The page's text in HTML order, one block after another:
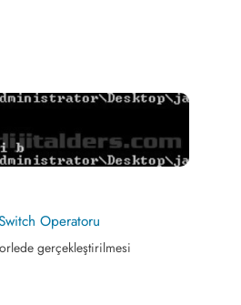
Operatoru
gerçekleştirilmesi